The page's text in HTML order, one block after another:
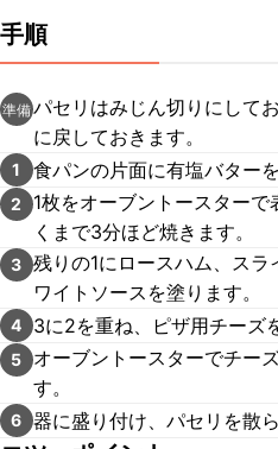
手順
準備パセリはみじん切りにして
に戻しておきます。
1 食パンの片面に有塩バターを
2
1枚をオーブントースター
くまで3分ほど焼きます。
3 残りの1にロースハム、ス
ワイトソースを塗ります。
4 3に2を重ね、ピザ用チーズ
5
オーブントースターでチー
す。
6 器に盛り付け、パセリを散